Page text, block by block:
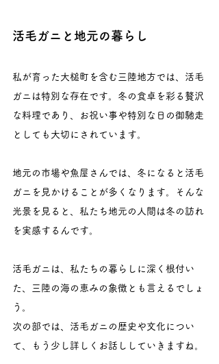
活毛ガニと地元の暮らし
私が育った大槌町を含む三陸地方では、活毛
ガニは特別な存在です。冬の食卓を彩る贅沢
な料理であり、お祝い事や特別な日の御馳走
としても大切にされています。
地元の市場や魚屋さんでは、冬になると活毛
ガニを見かけることが多くなります。そんな
光景を見ると、私たち地元の人間は冬の訪れ
を実感するんです。
活毛ガニは、私たちの暮らしに深く根付い
た、三陸の海の恵みの象徴とも言えるでしょ
う。
次の部では、活毛ガニの歴史や文化につい
て、もう少し詳しくお話ししていきますね。